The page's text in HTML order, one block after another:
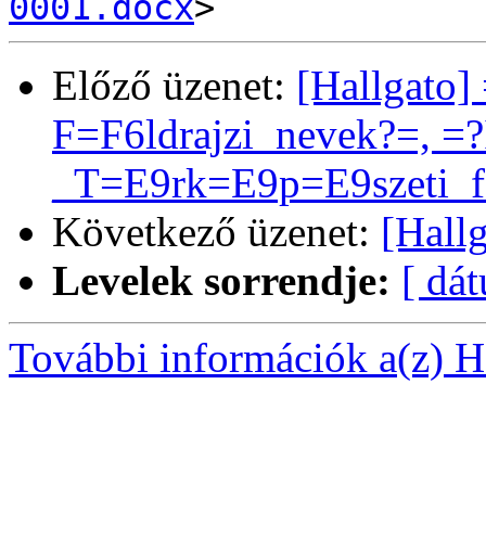
0001.docx
Előző üzenet: [Hallgato]
F=F6ldrajzi_nevek?=,
Következő üzenet:
Levelek sorrendje: [
További információk a(z)